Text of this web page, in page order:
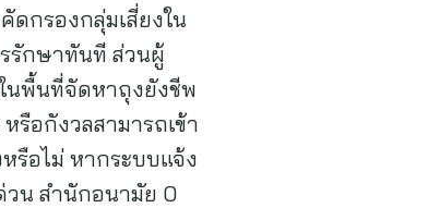
ดกรองกลุ่มเสี่ยงใน
รักษาทันที ส่วนผู้
นพื้นที่จัดหาถุงยังชีพ
รือกังวลสามารถเข้า
รือไม่ หากระบบแจ้ง
วน สำนักอนามัย 0